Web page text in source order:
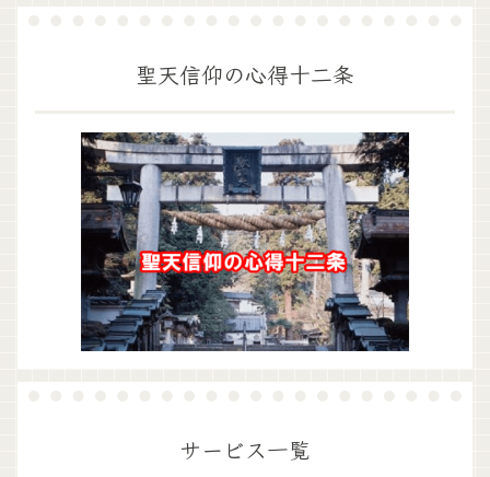
聖天信仰の心得十二条
サービス一覧